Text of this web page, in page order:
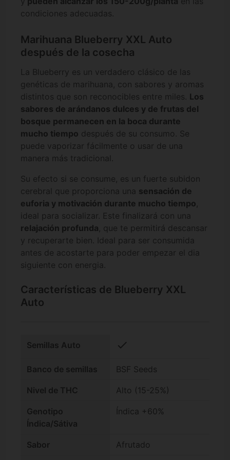
condiciones adecuadas.
Marihuana Blueberry XXL Auto
después de la cosecha
La Blueberry es un verdadero clásico de las
genéticas de marihuana, con sabores y aromas
distintos que son reconocibles entre miles. Los
sabores de arándanos dulces y de frutas del
bosque permanecen en la boca durante
mucho tiempo después de su consumo. Se
puede vaporizar fácilmente o usar de una
manera más tradicional.
Su efecto si se consume, es un fuerte subidon
cerebral que proporciona una sensación de
euforia y motivación durante mucho tiempo,
ideal para socializar. Este finalizará con una
relajación profunda, que te permitirá descansar
y recuperarte bien. Ideal para ser consumida
antes de acostarte para poder empezar el dia
siguiente con energia.
Características de Blueberry XXL
Auto
Semillas Auto check
Banco de semillas BSF Seeds
Nivel de THC Alto (15-25%)
Genotipo
Índica/Sátiva
Índica +60%
Sabor Afrutado